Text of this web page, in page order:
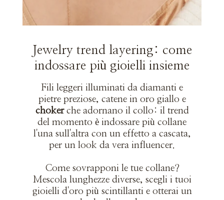
Jewelry trend layering: come
indossare più gioielli insieme
Fili leggeri illuminati da diamanti e
pietre preziose, catene in oro giallo e
chokerche adornano il collo: il trend
del momento è indossare più collane
l'una sull'altra con un effetto a cascata,
per un look da vera influencer.
Come sovrapponi le tue collane?
Mescola lunghezze diverse, scegli i tuoi
gioielli d'oro più scintillanti e otterai un